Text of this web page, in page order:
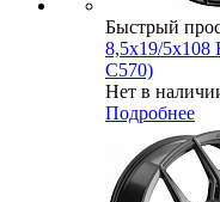
Быстрый
8,5x19/5x108
C570)
Нет в
Подробнее